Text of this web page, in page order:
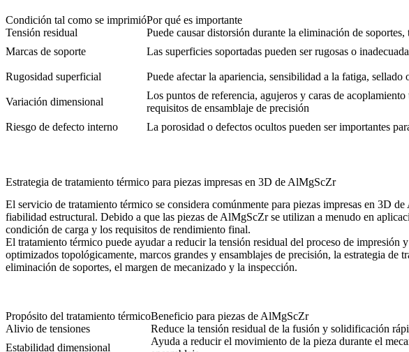
Condición tal como se imprimióPor qué es importante
Tensión residual
Puede causar distorsión durante la eliminación de
Marcas de soporte
Las superficies soportadas pueden ser rugosas o
Rugosidad superficial
Puede afectar la apariencia, sensibilidad a la fatiga,
Variación dimensional
Los puntos de referencia, agujeros y caras de
requisitos de ensamblaje de precisión
Riesgo de defecto interno La porosidad o defectos ocultos pueden ser importantes
Estrategia de tratamiento térmico para piezas impresas en 3D de AlMgScZr
El servicio de tratamiento térmico se considera comúnmente para piezas impresas en 3D
fiabilidad estructural. Debido a que las piezas de AlMgScZr se utilizan a menudo en
condición de carga y los requisitos de rendimiento final.
El tratamiento térmico puede ayudar a reducir la tensión residual del proceso de
optimizados topológicamente, marcos grandes y ensamblajes de precisión, la estrategia
eliminación de soportes, el margen de mecanizado y la inspección.
Propósito del tratamiento térmicoBeneficio para piezas de AlMgScZr
Alivio de tensiones
Reduce la tensión residual de la fusión y solidificación
Estabilidad dimensional
Ayuda a reducir el movimiento de la pieza durante el